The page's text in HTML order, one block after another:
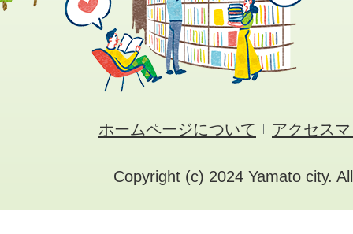
ホームページについて アクセス
Copyright (c) 2024 Yamato city.